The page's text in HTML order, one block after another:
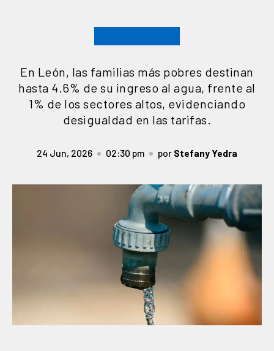
En León, las familias más pobres destinan
hasta 4.6% de su ingreso al agua, frente al
1% de los sectores altos, evidenciando
desigualdad en las tarifas.
24 Jun, 2026 02:30 pm por Stefany Yedra